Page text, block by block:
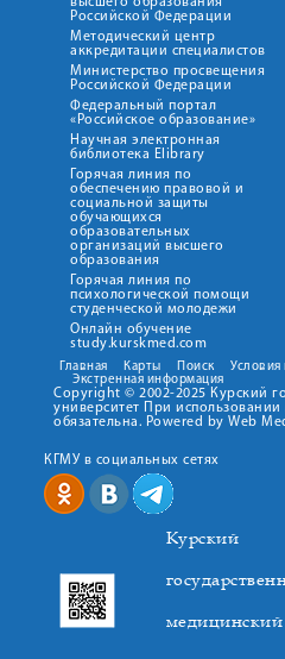
Российской Федерации
Методический центр
аккредитации специалистов
Министерство просвещения
Российской Федерации
Федеральный портал
«Российское образование»
Научная электронная
библиотека Elibrary
Горячая линия по
обеспечению правовой и
социальной защиты
обучающихся
образовательных
организаций высшего
образования
Горячая линия по
психологической помощи
студенческой молодежи
Онлайн обучение
study.kurskmed.com
Главная Карты Поиск
Условия
Экстренная информация
Copyright © 2002-2025 Курский
университет При использовании
обязательна. Powered by Web
КГМУ в социальных сетях
Курский
медицинский